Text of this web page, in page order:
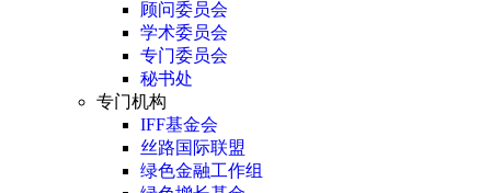
顾问委员会
学术委员会
专门委员会
秘书处
专门机构
IFF基金会
丝路国际联盟
绿色金融工作组